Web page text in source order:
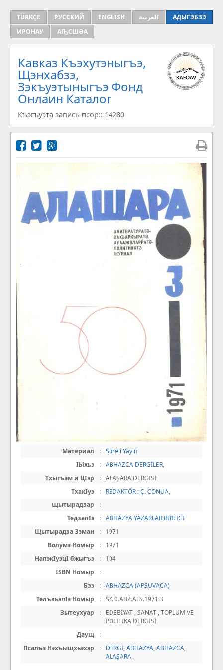
TÜRKÇE РУССКИЙ ENGLISH العربية
АДЫГЭБЗЭ
ИРОНАУ
АҦСШӘА
Кавказ Къэхутэныгъэ,
Щэнхабзэ,
Зэкъуэтыныгъэ Фонд
Онлаин Каталог
Къэгъуэта запись псор:: 14280
Материал : Süreli Yayın
IЫхьэ
: ABHAZCA DERGİLER,
Тхыгъэм и ЦIэр
: ALAŞARA DERGİSİ
ТхакIуэ
: REDAKTÖR : Ç. CONUA,
Щытырадзар
:
ТедзапIэ
: ABHAZYA YAZARLAR BİRLİĞİ
Щытырадза Зэман
:
1971
Волумэ Номыр
:
1971
НапэкIуэцI бжыгъэ
:
104
ISBN Номыр
:
Бзэ
: ABHAZCA (APSUVACA)
ТелъхьэпIэ Номыр
: SY.D.ABZ.ALS.1971.3
Зытеухуар
:
EDEBİYAT , SANAT , TOPLUM VE
POLİTİKA DERGİSİ
Даущ
:
Псалъэ Нэхъыщхьэхэр
: DERGİ,ABHAZYA,ABHAZCA,
ALAŞARA,